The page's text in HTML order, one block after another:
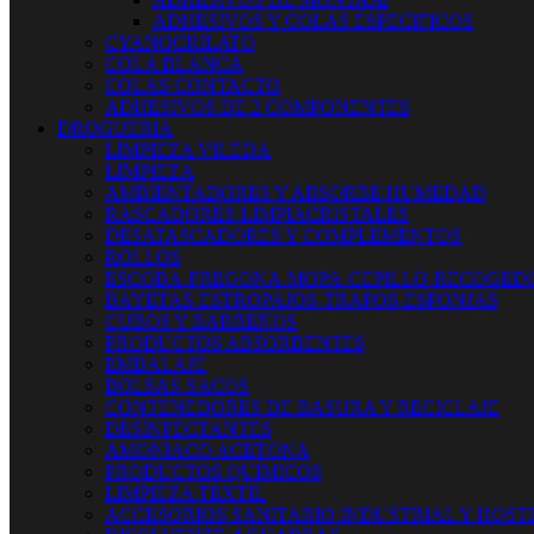
ADHESIVOS Y COLAS ESPECIFICOS
CYANOCRILATO
COLA BLANCA
COLAS CONTACTO
ADHESIVOS DE 2 COMPONENTES
DROGUERIA
LIMPIEZA VILEDA
LIMPIEZA
AMBIENTADORES Y ABSORBE HUMEDAD
RASCADORES-LIMPIACRISTALES
DESATASCADORES Y COMPLEMENTOS
ROLLOS
ESCOBA-FREGONA-MOPA-CEPILLO-
BAYETAS-ESTROPAJOS-TRAPOS-ESPONJAS
CUBOS Y BARREÑOS
PRODUCTOS ABSORBENTES
EMBALAJE
BOLSAS-SACOS
CONTENEDORES DE BASURA Y RECICLAJE
DESINFECTANTES
AMONIACO ACETONA
PRODUCTOS QUIMICOS
LIMPIEZA TEXTIL
ACCESORIOS SANITARIO INDUSTRIAL Y